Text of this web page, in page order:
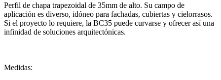
Perfil de chapa trapezoidal de 35mm de alto. Su campo de
aplicación es diverso, idóneo para fachadas, cubiertas y cielorrasos.
Si el proyecto lo requiere, la BC35 puede curvarse y ofrecer así una
infinidad de soluciones arquitectónicas.
Medidas: